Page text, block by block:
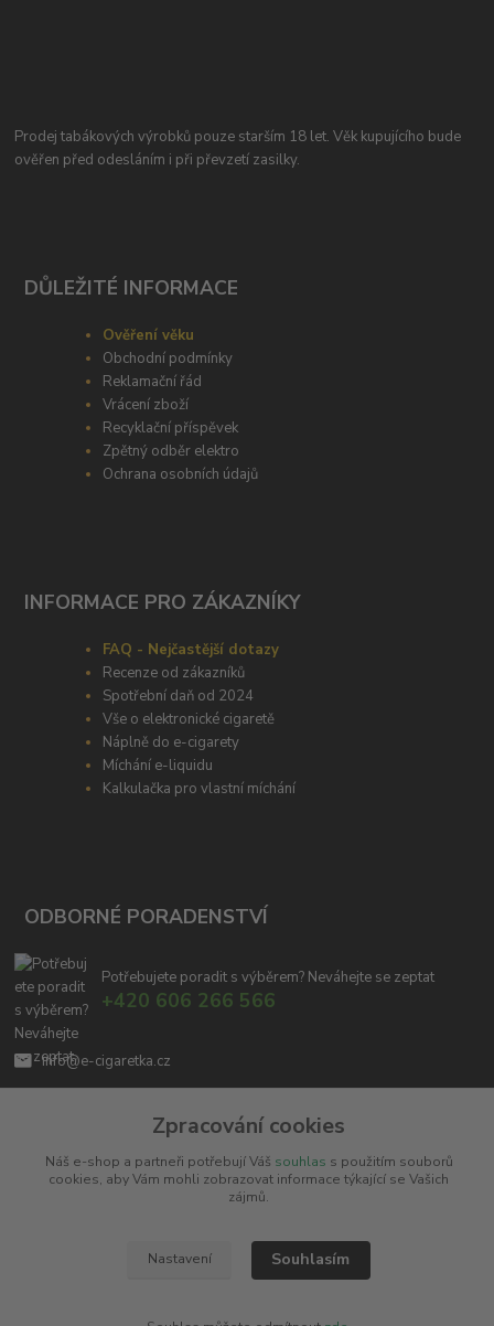
Prodej tabákových výrobků pouze starším 18 let. Věk kupujícího bude
ověřen před odesláním i při převzetí zasilky.
DŮLEŽITÉ INFORMACE
Ověření věku
Obchodní podmínky
Reklamační řád
Vrácení zboží
Recyklační příspěvek
Zpětný odběr elektro
Ochrana osobních údajů
INFORMACE PRO ZÁKAZNÍKY
FAQ - Nejčastější dotazy
Recenze od zákazníků
Spotřební daň od 2024
Vše o elektronické cigaretě
Náplně do e-cigarety
Míchání e-liquidu
Kalkulačka pro vlastní míchání
ODBORNÉ PORADENSTVÍ
Potřebujete poradit s výběrem? Neváhejte se zeptat
+420 606 266 566
info@e-cigaretka.cz
Miroslav Černý - MCx.cz. Všechna práva vyhrazena.
Zpracování cookies
Náš e-shop a partneři potřebují Váš souhlas s použitím souborů
cookies, aby Vám mohli zobrazovat informace týkající se Vašich
zájmů.
Nastavení Souhlasím